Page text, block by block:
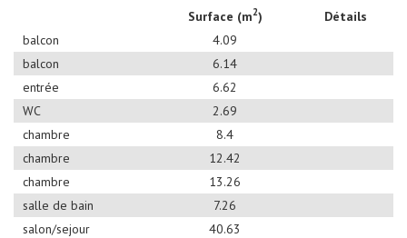
Surface (m2)
Détails
balcon
4.09
balcon
6.14
entrée
6.62
WC
2.69
chambre
8.4
chambre
12.42
chambre
13.26
salle de bain
7.26
salon/sejour
40.63